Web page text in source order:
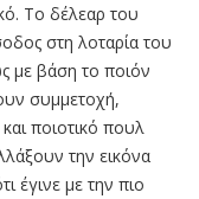
Το δέλεαρ του
στη λοταρία του
με βάση το ποιόν
συμμετοχή,
ποιοτικό πουλ
την εικόνα
έγινε με την πιο